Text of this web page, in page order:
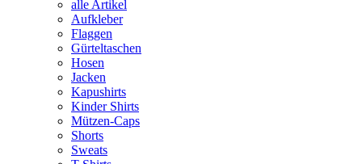
alle Artikel
Aufkleber
Flaggen
Gürteltaschen
Hosen
Jacken
Kapushirts
Kinder Shirts
Mützen-Caps
Shorts
Sweats